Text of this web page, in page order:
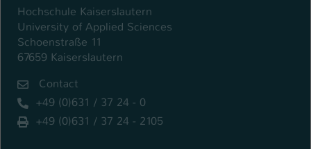
Hochschule Kaiserslautern
University of Applied Sciences
Schoenstraße 11
67659 Kaiserslautern
Contact
+49 (0)631 / 37 24 - 0
+49 (0)631 / 37 24 - 2105
Zweck
generierte ID, für die historische
Speicherung Ihrer vorgenommen
Einstellungen, falls der Webseiten-
Betreiber dies eingestellt hat.
Name fe_typo_user / PHPSESSID